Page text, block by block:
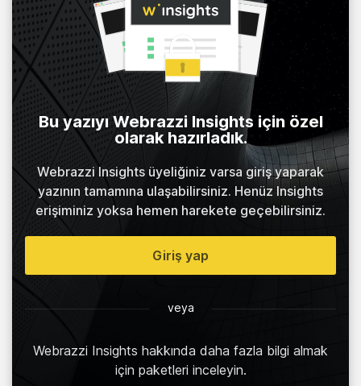
Bu yazıyı Webrazzi Insights için özel
olarak hazırladık.
Webrazzi Insights üyeliğiniz varsa giriş yaparak
yazının tamamına ulaşabilirsiniz. Henüz Insights
erişiminiz yoksa hemen harekete geçebilirsiniz.
Giriş yap
veya
Webrazzi Insights hakkında daha fazla bilgi almak
için paketleri inceleyin.